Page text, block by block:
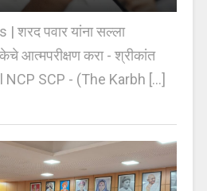
शरद पवार यांना सल्ला
आत्मपरीक्षण करा - श्रीकांत
SCP - (The Karbh [...]